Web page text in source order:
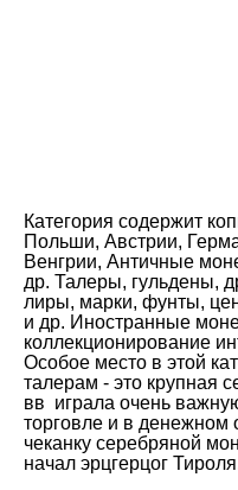
Категория содержит
Польши, Австрии,
Венгрии, Античные
др. Талеры, гульдены,
лиры, марки, фунты,
и др. Иностранные
коллекционирование
Особое место в этой
талерам - это крупная
вв играла очень
торговле и в
чеканку серебряной
начал эрцгерцог